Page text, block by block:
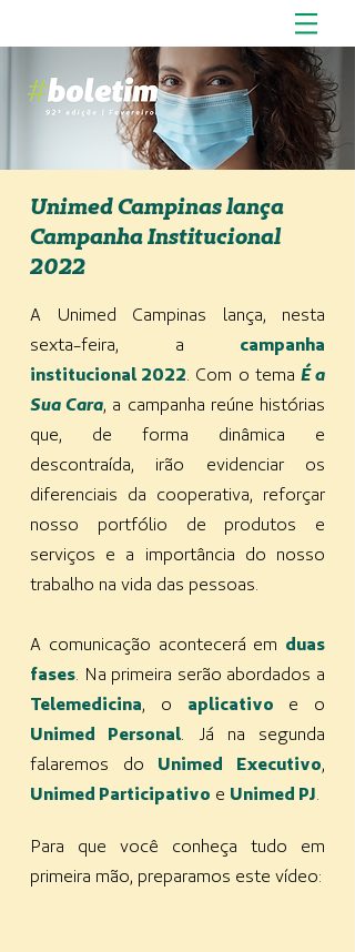
Unimed Campinas lança
Campanha Institucional
2022
A Unimed Campinas lança, nesta
sexta-feira, a campanha
institucional 2022. Com o tema É a
Sua Cara, a campanha reúne histórias
que, de forma dinâmica e
descontraída, irão evidenciar os
diferenciais da cooperativa, reforçar
nosso portfólio de produtos e
serviços e a importância do nosso
trabalho na vida das pessoas.
A comunicação acontecerá em duas
fases. Na primeira serão abordados a
Telemedicina, o aplicativo e o
Unimed Personal. Já na segunda
falaremos do Unimed Executivo,
Unimed Participativo e Unimed PJ.
Para que você conheça tudo em
primeira mão, preparamos este vídeo: